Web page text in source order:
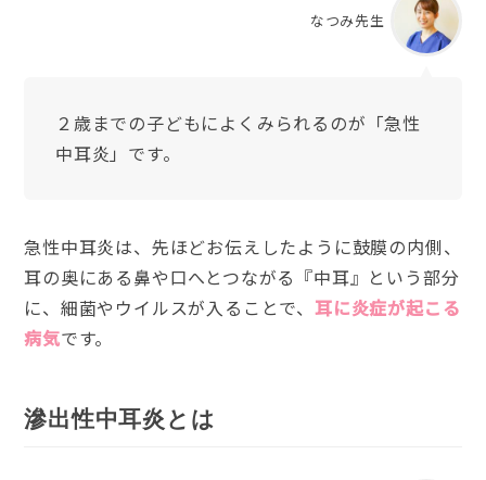
なつみ先生
２歳までの子どもによくみられるのが「急性
中耳炎」です。
急性中耳炎は、先ほどお伝えしたように鼓膜の内側、
耳の奥にある鼻や口へとつながる『中耳』という部分
に、細菌やウイルスが入ることで、 耳に炎症が起こる
病気です。
滲出性中耳炎とは